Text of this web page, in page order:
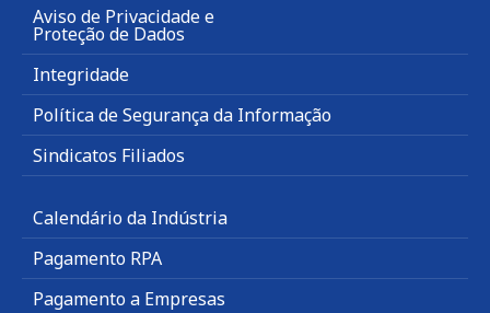
Aviso de Privacidade e
Proteção de Dados
Integridade
Política de Segurança da Informação
Sindicatos Filiados
Calendário da Indústria
Pagamento RPA
Pagamento a Empresas